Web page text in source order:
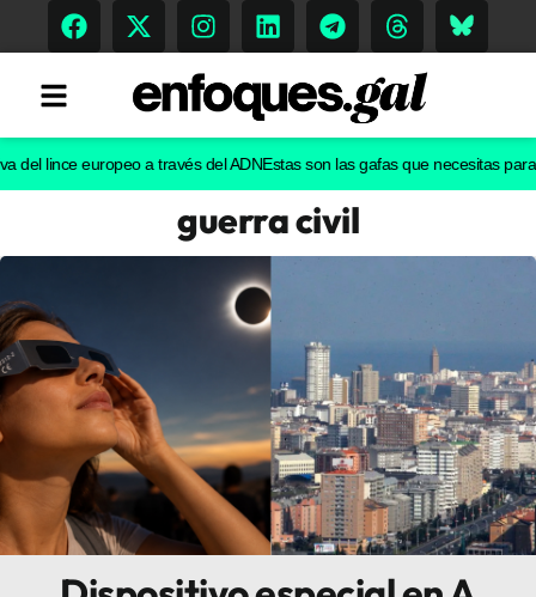
Gastronomía
Escenarios
Sostenibilidad
Innova
europeo a través del ADNEstas son las gafas que necesitas para ver
guerra civil